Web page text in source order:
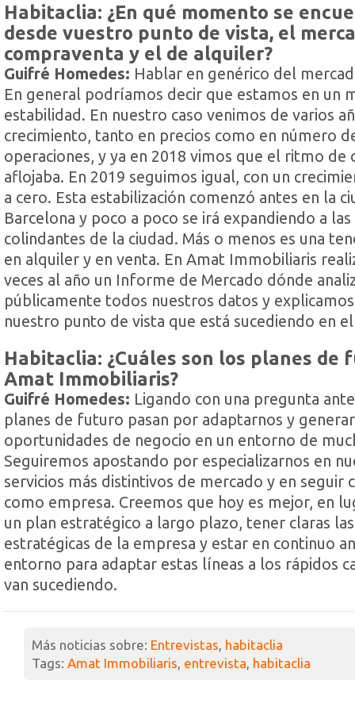
Habitaclia: ¿En qué momento se
desde vuestro punto de vista, el
compraventa y el de alquiler?
Guifré Homedes: Hablar en genérico del
En general podríamos decir que estamos en un
estabilidad. En nuestro caso venimos de varios
crecimiento, tanto en precios como en número
operaciones, y ya en 2018 vimos que el ritmo de
aflojaba. En 2019 seguimos igual, con un
a cero. Esta estabilización comenzó antes en la
Barcelona y poco a poco se irá expandiendo a
colindantes de la ciudad. Más o menos es una
en alquiler y en venta. En Amat Immobiliaris
veces al año un Informe de Mercado dónde
públicamente todos nuestros datos y
nuestro punto de vista que está sucediendo en
Habitaclia: ¿Cuáles son los planes de
Amat Immobiliaris?
Guifré Homedes: Ligando con una pregunta
planes de futuro pasan por adaptarnos y
oportunidades de negocio en un entorno de
Seguiremos apostando por especializarnos en
servicios más distintivos de mercado y en seguir
como empresa. Creemos que hoy es mejor, en
un plan estratégico a largo plazo, tener claras
estratégicas de la empresa y estar en continuo
entorno para adaptar estas líneas a los rápidos
van sucediendo.
Más noticias sobre: Entrevistas, habitaclia
Tags: Amat Immobiliaris, entrevista, habitaclia